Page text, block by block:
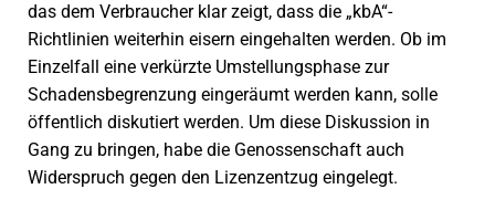
das dem Verbraucher klar zeigt, dass die „kbA“-
Richtlinien weiterhin eisern eingehalten werden. Ob im
Einzelfall eine verkürzte Umstellungsphase zur
Schadensbegrenzung eingeräumt werden kann, solle
öffentlich diskutiert werden. Um diese Diskussion in
Gang zu bringen, habe die Genossenschaft auch
Widerspruch gegen den Lizenzentzug eingelegt.